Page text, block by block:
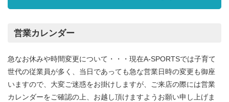
営業カレンダー
急なお休みや時間変更について・・・現在A-SPORTSでは子育て
世代の従業員が多く、当日であっても急な営業日時の変更も御座
いますので、大変ご迷惑をお掛けしますが、ご来店の際には営業
カレンダーをご確認の上、お越し頂けますようお願い申し上げま